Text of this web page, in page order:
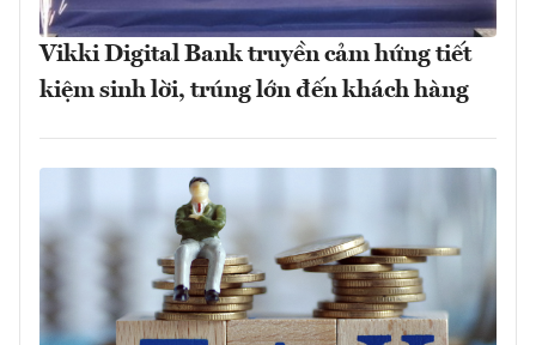
Vikki Digital Bank truyền cảm hứng tiết
kiệm sinh lời, trúng lớn đến khách hàng